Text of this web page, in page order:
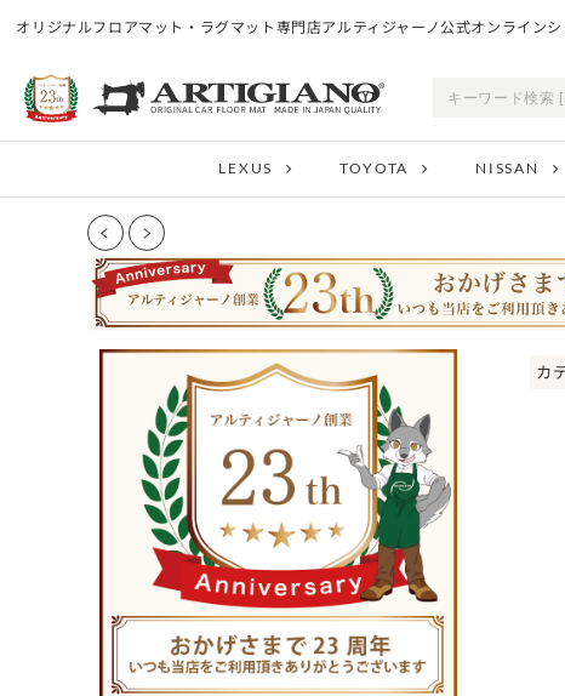
オリジナルフロアマット・ラグマット専門店アルティジャーノ公式オンライン
LEXUS TOYOTA NISSAN
カ